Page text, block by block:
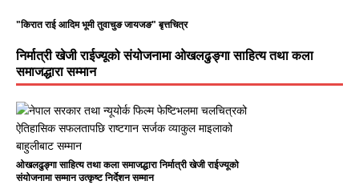
"किरात राई आदिम भूमी तुवाचुङ जायजङ" बृत्तचित्र
निर्मात्री खेजी राईज्यूको संयोजनामा ओखलढुङ्गा साहित्य तथा कला
समाजद्धारा सम्मान
ओखलढुङ्गा साहित्य तथा कला समाजद्धारा निर्मात्री खेजी राईज्यूको
संयोजनामा सम्मान उत्कृष्ट निर्देशन सम्मान